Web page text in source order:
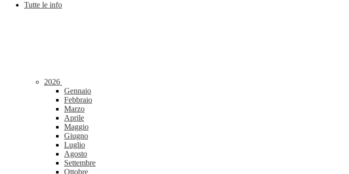
Tutte le info
2026
Gennaio
Febbraio
Marzo
Aprile
Maggio
Giugno
Luglio
Agosto
Settembre
Ottobre